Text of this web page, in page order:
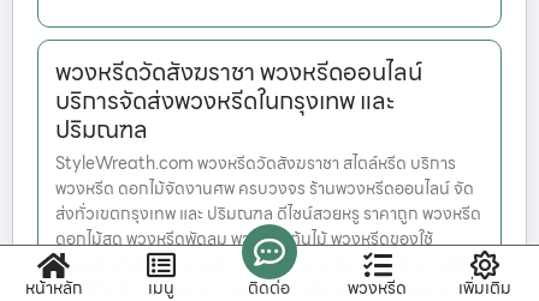
พวงหรีดวัดสังฆราชา พวงหรีดออนไลน์
บริการจัดส่งพวงหรีดในกรุงเทพ และ
ปริมณฑล
StyleWreath.com พวงหรีดวัดสังฆราชา สไตล์หรีด บริการ
พวงหรีด ดอกไม้จัดงานศพ ครบวงจร ร้านพวงหรีดออนไลน์ จัด
ส่งทั่วเขตกรุงเทพ และ ปริมณฑล ดีไซน์สวยหรู ราคาถูก พวงหรีด
ดอกไม้สด พวงหรีดพัดลม พวงหรีดต้นไม้ พวงหรีดของใช้
พวงหรีดสำเร็จรูป พวงหรีดปทุมธานี พวงหรีดนนทบุรี พวงหรีดก
ทม Wreath delivery to temple in Bangkok Thailand
หน้าหลัก เมนู ติดต่อ พวงหรีด เพิ่มเติม